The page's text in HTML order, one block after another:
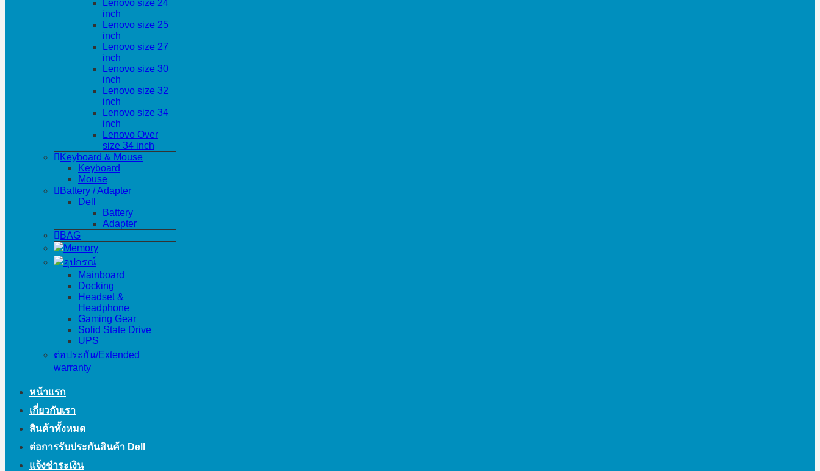
Lenovo size 24
inch
Lenovo size 25
inch
Lenovo size 27
inch
Lenovo size 30
inch
Lenovo size 32
inch
Lenovo size 34
inch
Lenovo Over
size 34 inch
Keyboard & Mouse
Keyboard
Mouse
Battery / Adapter
Dell
Battery
Adapter
BAG
Memory
อุปกรณ์
Mainboard
Docking
Headset &
Headphone
Gaming Gear
Solid State Drive
UPS
ต่อประกัน/Extended
warranty
หน้าแรก
เกี่ยวกับเรา
สินค้าทั้งหมด
ต่อการรับประกันสินค้า Dell
แจ้งชำระเงิน